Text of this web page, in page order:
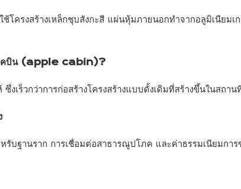
งสร้างเหล็กชุบสังกะสี แผ่นหุ้มภายนอกทำจากอลูมิเนียมเ
ปิลแคบิน (apple cabin)?
ร็วกว่าการก่อสร้างโครงสร้างแบบดั้งเดิมที่สร้างขึ้นในสถา
ฐานราก การเชื่อมต่อสาธารณูปโภค และค่าธรรมเนียมกา